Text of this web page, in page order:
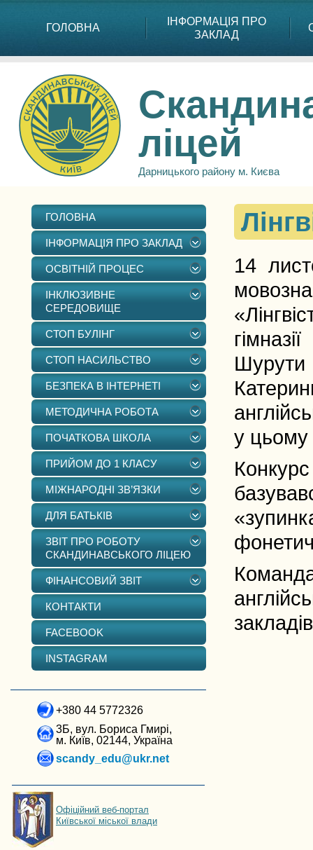
ГОЛОВНА
ІНФОРМАЦІЯ ПРО
ЗАКЛАД
ліцей
Дарницького району м. Києва
ГОЛОВНА
ІНФОРМАЦІЯ ПРО ЗАКЛАД
ОСВІТНІЙ ПРОЦЕС
ІНКЛЮЗИВНЕ
СЕРЕДОВИЩЕ
СТОП БУЛІНГ
СТОП НАСИЛЬСТВО
БЕЗПЕКА В ІНТЕРНЕТІ
МЕТОДИЧНА РОБОТА
ПОЧАТКОВА ШКОЛА
ПРИЙОМ ДО 1 КЛАСУ
МІЖНАРОДНІ ЗВ’ЯЗКИ
ДЛЯ БАТЬКІВ
ЗВІТ ПРО РОБОТУ
СКАНДИНАВСЬКОГО ЛІЦЕЮ
ФІНАНСОВИЙ ЗВІТ
КОНТАКТИ
FACEBOOK
INSTAGRAM
+380 44 5772326
3Б, вул. Бориса Гмирі,
м. Київ, 02144, Україна
scandy_edu@ukr.net
Офіційний веб-портал
Київської міської влади
14
у цьому